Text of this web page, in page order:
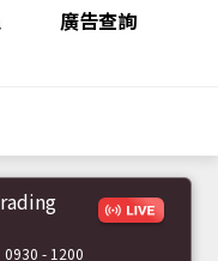
廣告查詢
0930 - 1200